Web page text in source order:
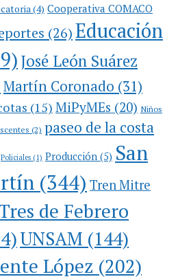
(4) Cooperativa COMACO
(26)Educación
José León Suárez
Martín Coronado (31)
(15) MiPyMEs (20) Niños
(2) paseo de la costa
Policiales (1) Producción (5) San
(344) Tren Mitre
de Febrero
UNSAM (144)
López (202)